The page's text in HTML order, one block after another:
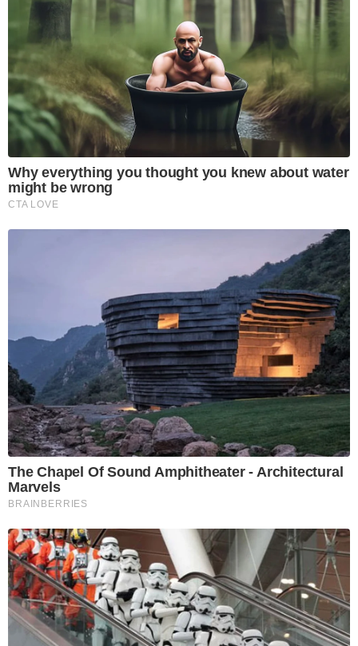
Why everything you thought you knew about water
might be wrong
CTA LOVE
The Chapel Of Sound Amphitheater - Architectural
Marvels
BRAINBERRIES